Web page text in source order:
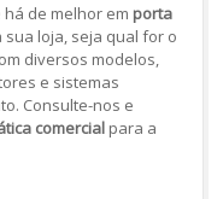
de melhor em porta
loja, seja qual for o
diversos modelos,
e sistemas
Consulte-nos e
comercialpara a